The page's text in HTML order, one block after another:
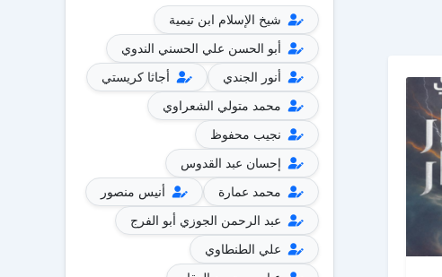
شيخ الإسلام ابن تيمية
أبو الحسن علي الحسني الندوي
أنور الجندي
أجاثا كريستي
محمد متولي الشعراوي
نجيب محفوظ
إحسان عبد القدوس
محمد عمارة
أنيس منصور
عبد الرحمن الجوزي أبو الفرج
علي الطنطاوي